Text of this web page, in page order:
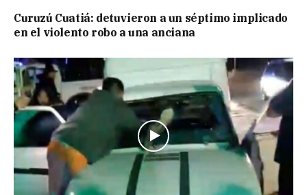
Curuzú Cuatiá: detuvieron a un séptimo implicado
en el violento robo a una anciana